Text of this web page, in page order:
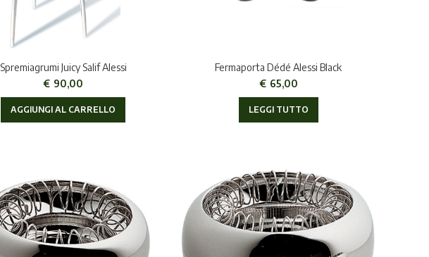
Spremiagrumi Juicy Salif Alessi
€ 90,00
AGGIUNGI AL CARRELLO
Fermaporta Dédé Alessi Black
€ 65,00
LEGGI TUTTO